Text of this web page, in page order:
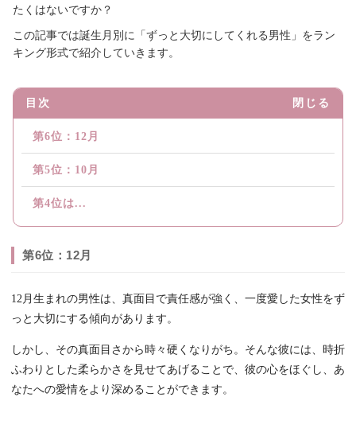
たくはないですか？
この記事では誕生月別に「ずっと大切にしてくれる男性」をラン
キング形式で紹介していきます。
目次 閉じる
第6位：12月
第5位：10月
第4位は...
第6位：12月
12月生まれの男性は、真面目で責任感が強く、一度愛した女性をず
っと大切にする傾向があります。
しかし、その真面目さから時々硬くなりがち。そんな彼には、時折
ふわりとした柔らかさを見せてあげることで、彼の心をほぐし、あ
なたへの愛情をより深めることができます。